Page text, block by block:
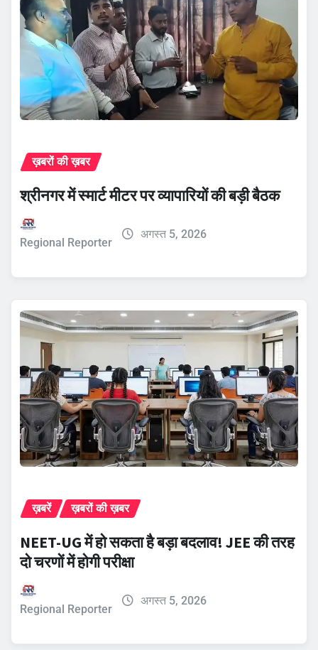
ख़बरों की ख़बर
श्रीनगर में स्मार्ट मीटर पर व्यापारियों की बड़ी बैठक
Regional Reporter
अगस्त 5, 2026
ख़बरें ख़बरों की ख़बर
NEET-UG में हो सकता है बड़ा बदलाव! JEE की तरह
दो चरणों में होगी परीक्षा
Regional Reporter
अगस्त 5, 2026